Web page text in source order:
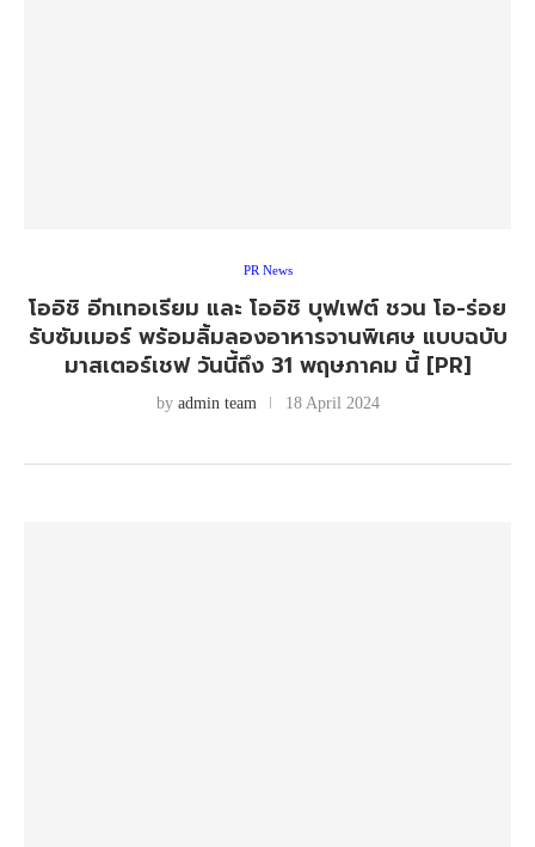
PR News
โออิชิ อีทเทอเรียม และ โออิชิ บุฟเฟต์ ชวน โอ-ร่อย
รับซัมเมอร์ พร้อมลิ้มลองอาหารจานพิเศษ แบบฉบับ
มาสเตอร์เชฟ วันนี้ถึง 31 พฤษภาคม นี้ [PR]
by admin team 18 April 2024